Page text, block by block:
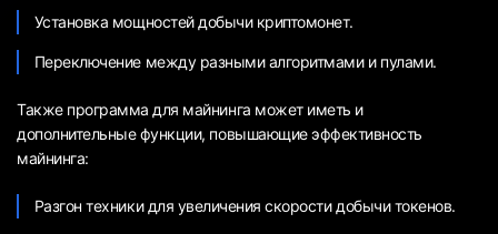
Установка мощностей добычи криптомонет.
Переключение между разными алгоритмами и пулами.
Также программа для майнинга может иметь и
дополнительные функции, повышающие эффективность
майнинга:
Разгон техники для увеличения скорости добычи токенов.